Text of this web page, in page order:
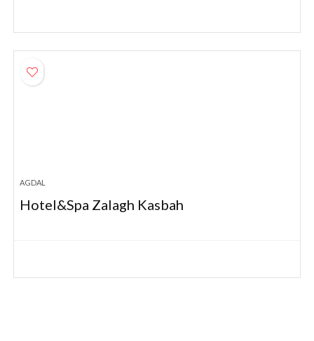
AGDAL
Hotel&Spa Zalagh Kasbah